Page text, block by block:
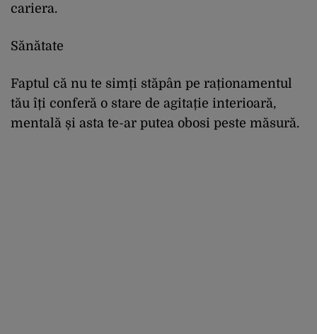
cariera.
Sănătate
Faptul că nu te simți stăpân pe raționamentul
tău îți conferă o stare de agitație interioară,
mentală și asta te-ar putea obosi peste măsură.